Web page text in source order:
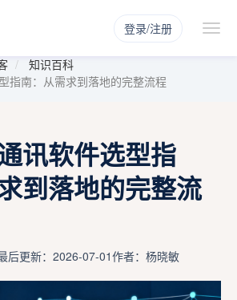
登录/注册
知识百科
指南：从需求到落地的完整流程
讯软件选型指
到落地的完整流
后更新：2026-07-01作者：杨晓敏